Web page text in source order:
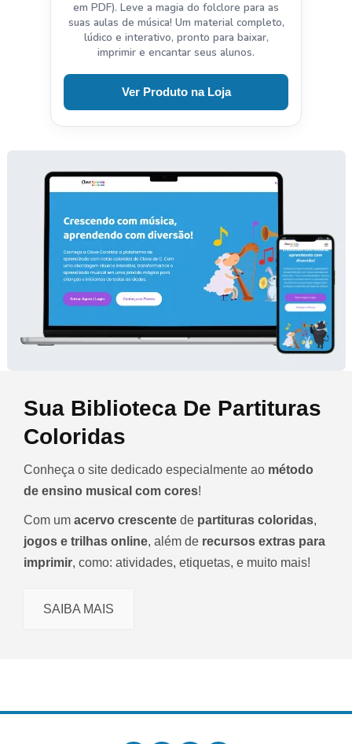
em PDF). Leve a magia do folclore para as
suas aulas de música! Um material completo,
lúdico e interativo, pronto para baixar,
imprimir e encantar seus alunos.
Ver Produto na Loja
Sua Biblioteca De Partituras
Coloridas
Conheça o site dedicado especialmente ao método
de ensino musical com cores!
Com um acervo crescente de partituras coloridas,
jogos e trilhas online, além de recursos extras para
imprimir, como: atividades, etiquetas, e muito mais!
SAIBA MAIS